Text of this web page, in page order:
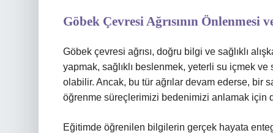
Göbek Çevresi Ağrısının Önlenmesi
Göbek çevresi ağrısı, doğru bilgi ve sağlıklı
yapmak, sağlıklı beslenmek, yeterli su içmek ve
olabilir. Ancak, bu tür ağrılar devam ederse, bir
öğrenme süreçlerimizi bedenimizi anlamak için
Eğitimde öğrenilen bilgilerin gerçek hayata